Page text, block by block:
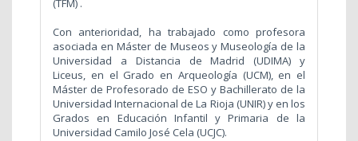
(TFM) .
Con anterioridad, ha trabajado como profesora
asociada en Máster de Museos y Museología de la
Universidad a Distancia de Madrid (UDIMA) y
Liceus, en el Grado en Arqueología (UCM), en el
Máster de Profesorado de ESO y Bachillerato de la
Universidad Internacional de La Rioja (UNIR) y en los
Grados en Educación Infantil y Primaria de la
Universidad Camilo José Cela (UCJC).